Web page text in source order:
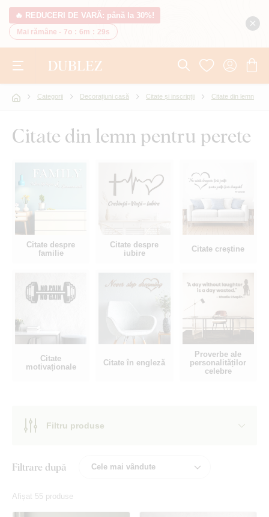
🔥 REDUCERI DE VARĂ: până la 30%!
Mai rămâne - 7o : 6m : 28s
Categorii Decorațiuni casă Citate și inscripții Citate din lemn
Citate din lemn pentru perete
Citate despre
familie
Citate despre
iubire
Citate creștine
Citate
motivaționale
Citate în engleză
Proverbe ale
personalităților
celebre
Filtru produse
Filtrare după
Afișat 55 produse